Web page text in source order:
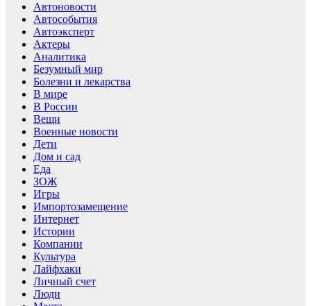
Автоновости
Автособытия
Автоэксперт
Актеры
Аналитика
Безумный мир
Болезни и лекарства
В мире
В России
Вещи
Военные новости
Дети
Дом и сад
Еда
ЗОЖ
Игры
Импортозамещение
Интернет
Истории
Компании
Культура
Лайфхаки
Личный счет
Люди